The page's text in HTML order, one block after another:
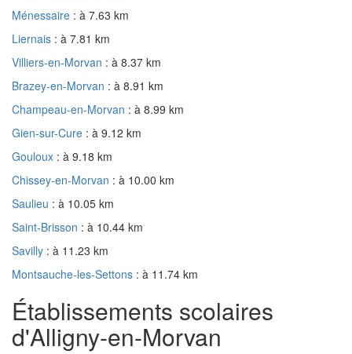
Ménessaire : à 7.63 km
Liernais : à 7.81 km
Villiers-en-Morvan : à 8.37 km
Brazey-en-Morvan : à 8.91 km
Champeau-en-Morvan : à 8.99 km
Gien-sur-Cure : à 9.12 km
Gouloux : à 9.18 km
Chissey-en-Morvan : à 10.00 km
Saulieu : à 10.05 km
Saint-Brisson : à 10.44 km
Savilly : à 11.23 km
Montsauche-les-Settons : à 11.74 km
Établissements scolaires
d'Alligny-en-Morvan